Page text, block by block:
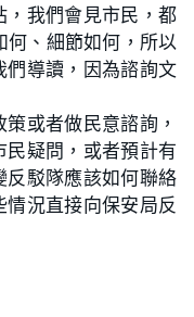
，我們會見市民，都
何、細節如何，所以
導讀，因為諮詢文
或者做民意諮詢，
疑問，或者預計有
駁隊應該如何聯絡
況直接向保安局反